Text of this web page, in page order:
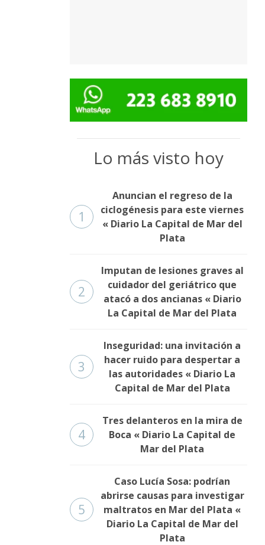
Lo más visto hoy
1
Anuncian el regreso de la
ciclogénesis para este viernes
« Diario La Capital de Mar del
Plata
2
Imputan de lesiones graves al
cuidador del geriátrico que
atacó a dos ancianas « Diario
La Capital de Mar del Plata
3
Inseguridad: una invitación a
hacer ruido para despertar a
las autoridades « Diario La
Capital de Mar del Plata
4
Tres delanteros en la mira de
Boca « Diario La Capital de
Mar del Plata
5
Caso Lucía Sosa: podrían
abrirse causas para investigar
maltratos en Mar del Plata «
Diario La Capital de Mar del
Plata